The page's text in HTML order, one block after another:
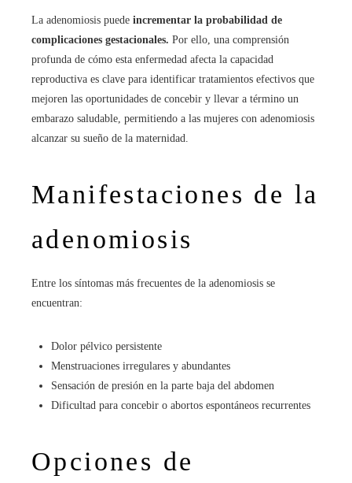
La adenomiosis puede incrementar la probabilidad de
complicaciones gestacionales. Por ello, una comprensión
profunda de cómo esta enfermedad afecta la capacidad
reproductiva es clave para identificar tratamientos efectivos que
mejoren las oportunidades de concebir y llevar a término un
embarazo saludable, permitiendo a las mujeres con adenomiosis
alcanzar su sueño de la maternidad.
Manifestaciones de la
adenomiosis
Entre los síntomas más frecuentes de la adenomiosis se
encuentran:
Dolor pélvico persistente
Menstruaciones irregulares y abundantes
Sensación de presión en la parte baja del abdomen
Dificultad para concebir o abortos espontáneos recurrentes
Opciones de